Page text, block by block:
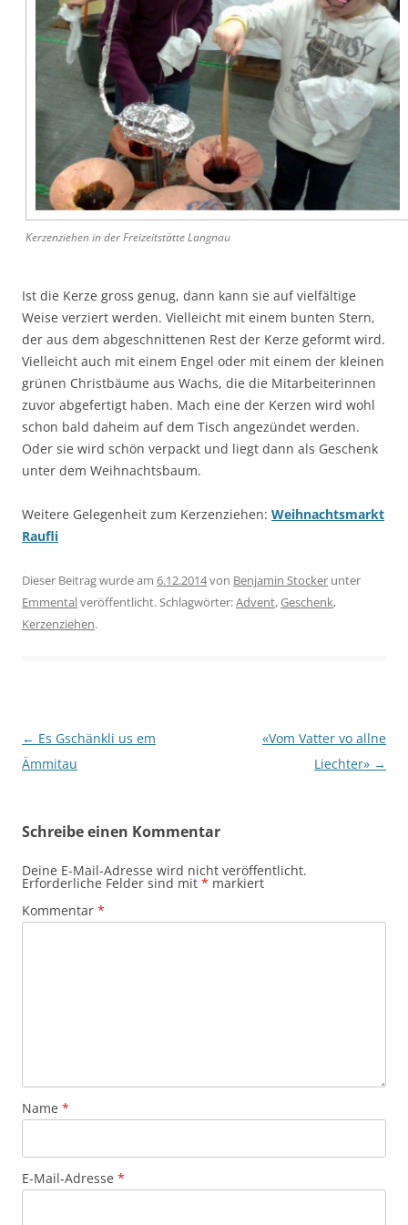
Kerzenziehen in der Freizeitstätte Langnau
Ist die Kerze gross genug, dann kann sie auf vielfältige
Weise verziert werden. Vielleicht mit einem bunten Stern,
der aus dem abgeschnittenen Rest der Kerze geformt wird.
Vielleicht auch mit einem Engel oder mit einem der kleinen
grünen Christbäume aus Wachs, die die Mitarbeiterinnen
zuvor abgefertigt haben. Mach eine der Kerzen wird wohl
schon bald daheim auf dem Tisch angezündet werden.
Oder sie wird schön verpackt und liegt dann als Geschenk
unter dem Weihnachtsbaum.
Weitere Gelegenheit zum Kerzenziehen: Weihnachtsmarkt
Raufli
Dieser Beitrag wurde am 6.12.2014von Benjamin Stocker unter
Emmentalveröffentlicht. Schlagwörter:Advent,Geschenk,
Kerzenziehen.
Beitragsnavigation
← Es Gschänkli us em
Ämmitau
«Vom Vatter vo allne
Liechter» →
Schreibe einen Kommentar
Deine E-Mail-Adresse wird nicht veröffentlicht.
Erforderliche Felder sind mit * markiert
Kommentar *
Name *
E-Mail-Adresse *